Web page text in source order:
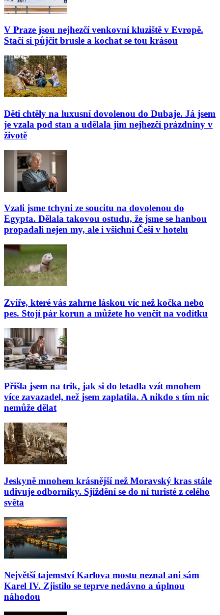
V Praze jsou nejhezčí venkovní kluziště v Evropě.
Stačí si půjčit brusle a kochat se tou krásou
Děti chtěly na luxusní dovolenou do Dubaje. Já jsem
je vzala pod stan a udělala jim nejhezčí prázdniny v
životě
Vzali jsme tchyni ze soucitu na dovolenou do
Egypta. Dělala takovou ostudu, že jsme se hanbou
propadali nejen my, ale i všichni Češi v hotelu
Zvíře, které vás zahrne láskou víc než kočka nebo
pes. Stojí pár korun a můžete ho venčit na vodítku
Přišla jsem na trik, jak si do letadla vzít mnohem
více zavazadel, než jsem zaplatila. A nikdo s tím nic
nemůže dělat
Jeskyně mnohem krásnější než Moravský kras stále
udivuje odborníky. Sjíždění se do ní turisté z celého
světa
Největší tajemství Karlova mostu neznal ani sám
Karel IV. Zjistilo se teprve nedávno a úplnou
náhodou